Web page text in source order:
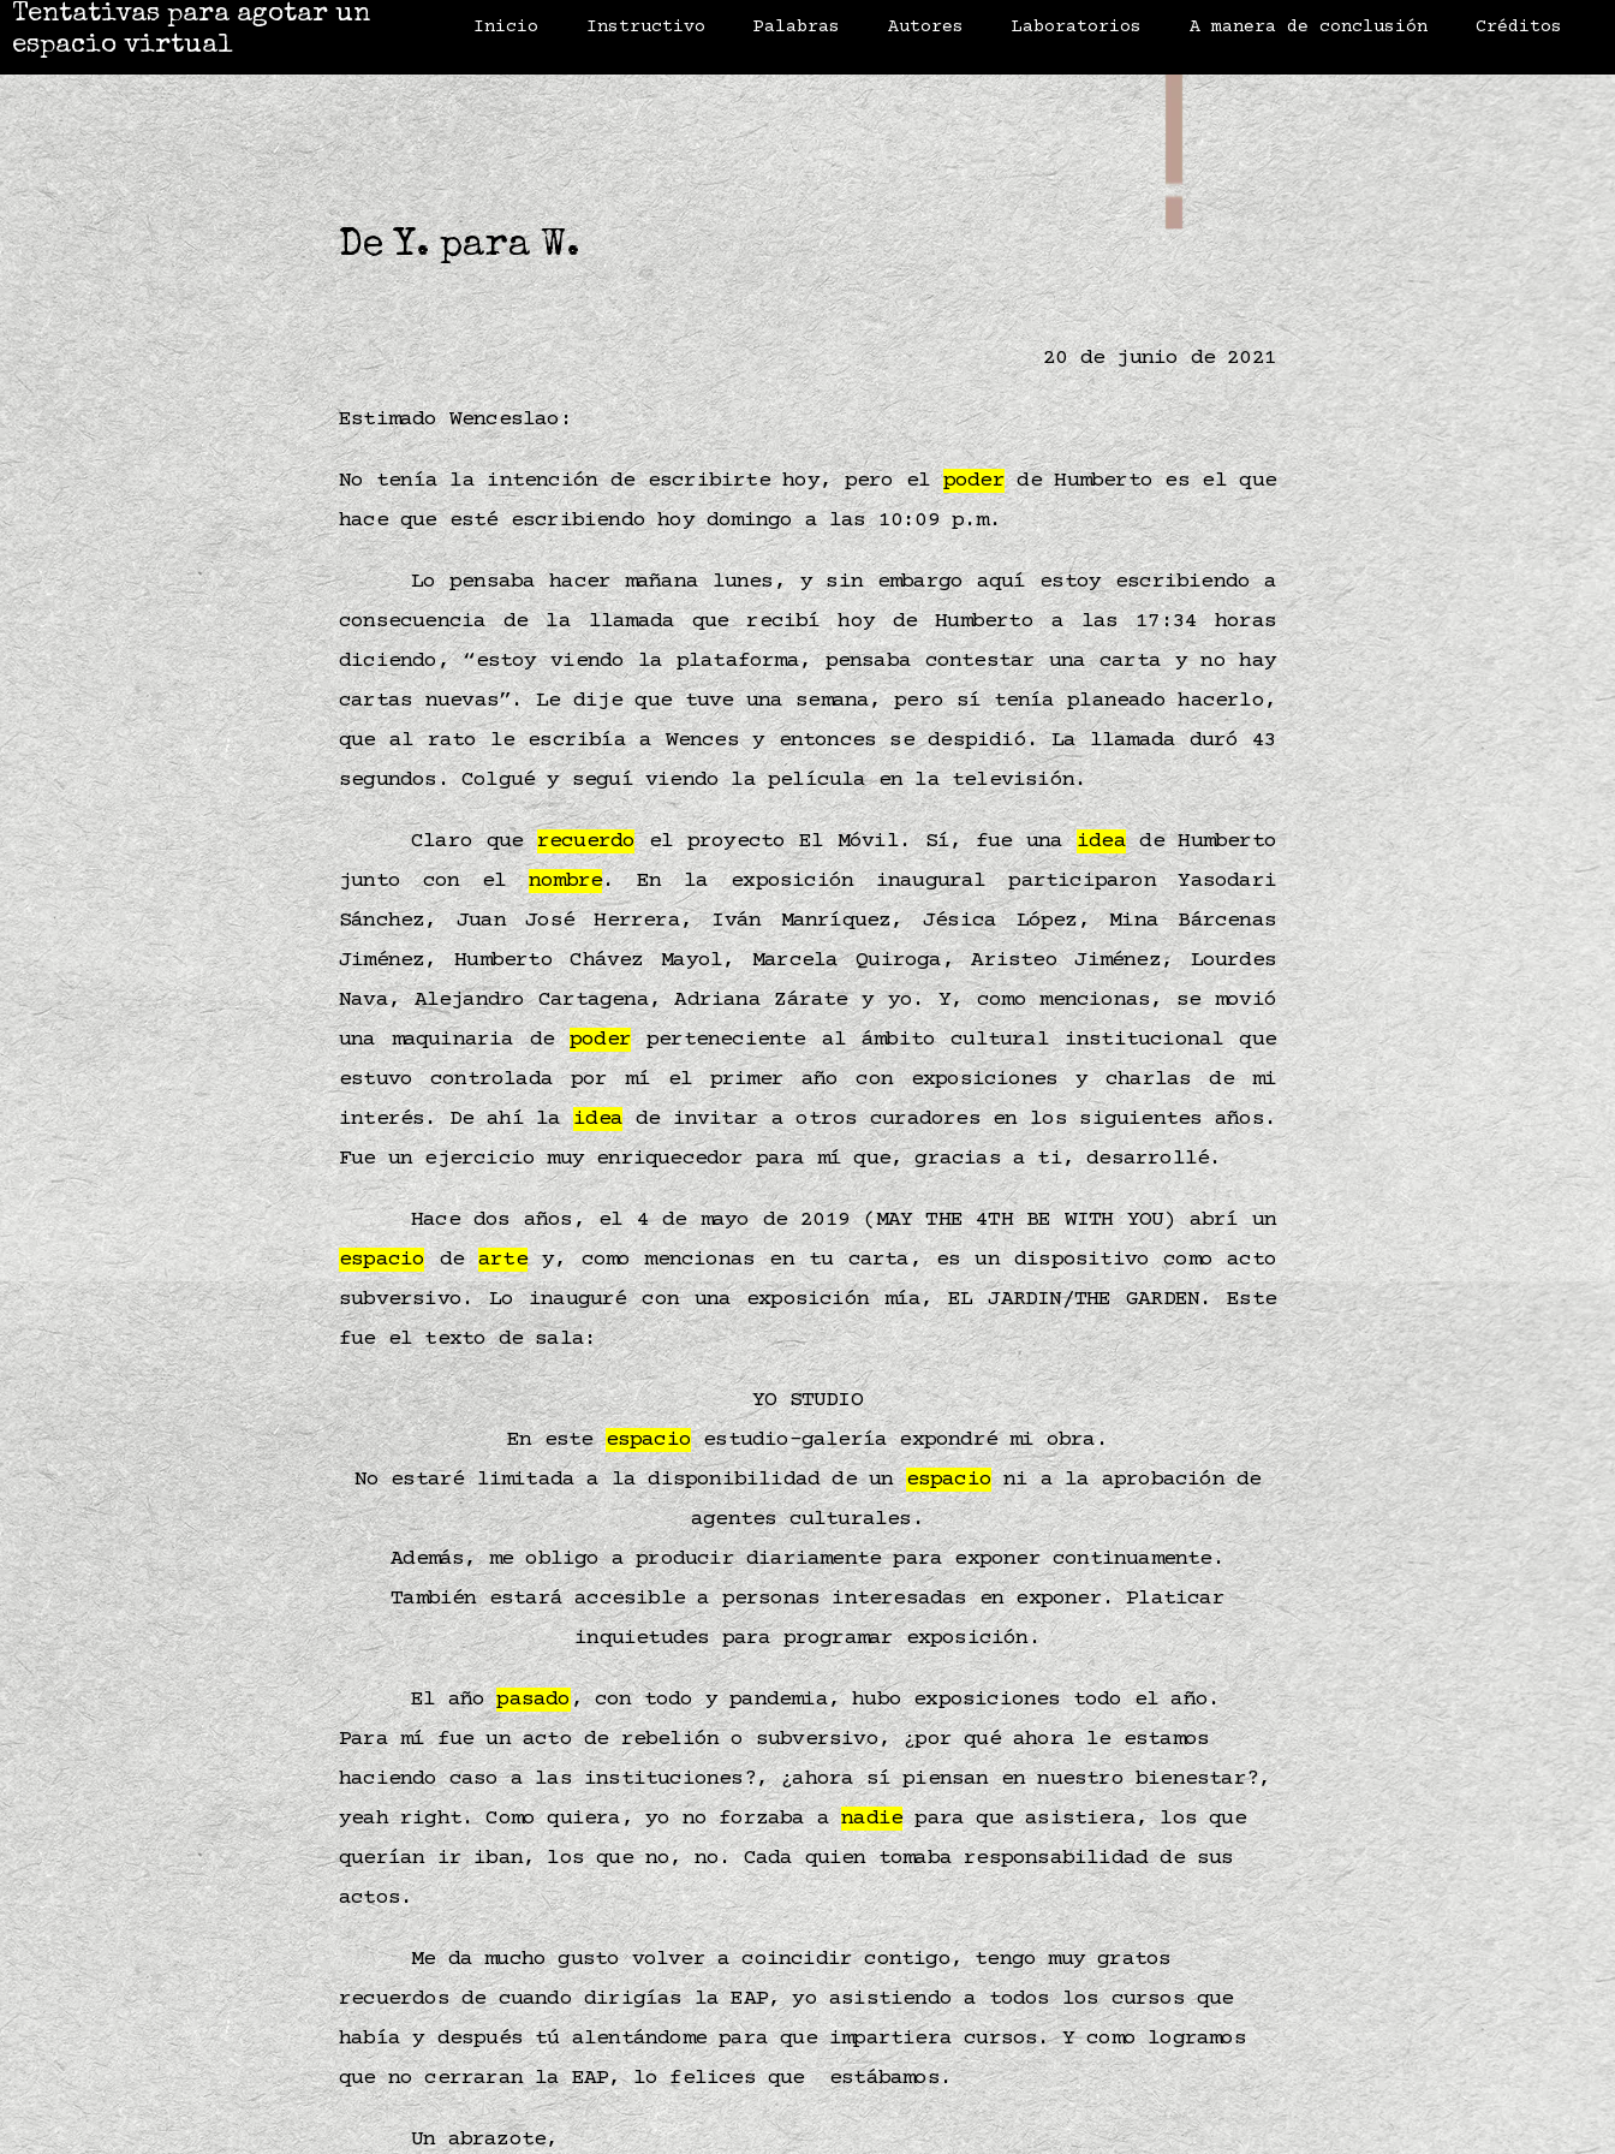
Tentativas para agotar un
espacio virtual
Inicio Instructivo Palabras Autores Laboratorios A manera de conclusión Créditos
De Y. para W.
20 de junio de 2021
Estimado Wenceslao:
No tenía la intención de escribirte hoy, pero elpoderde Humberto es el que
hace que esté escribiendo hoy domingo a las 10:09 p.m.
Lo pensaba hacer mañana lunes, y sin embargo aquí estoy escribiendo a
consecuencia de la llamada que recibí hoy de Humberto a las 17:34 horas
diciendo, “estoy viendo la plataforma, pensaba contestar una carta y no hay
cartas nuevas”. Le dije que tuve una semana, pero sí tenía planeado hacerlo,
que al rato le escribía a Wences y entonces se despidió. La llamada duró 43
segundos. Colgué y seguí viendo la película en la televisión.
Claro querecuerdoel proyecto El Móvil. Sí, fue unaideade Humberto
junto con elnombre. En la exposición inaugural participaron Yasodari
Sánchez, Juan José Herrera, Iván Manríquez, Jésica López, Mina Bárcenas
Jiménez, Humberto Chávez Mayol, Marcela Quiroga, Aristeo Jiménez, Lourdes
Nava, Alejandro Cartagena, Adriana Zárate y yo. Y, como mencionas, se movió
una maquinaria depoderperteneciente al ámbito cultural institucional que
estuvo controlada por mí el primer año con exposiciones y charlas de mi
interés. De ahí laideade invitar a otros curadores en los siguientes años.
Fue un ejercicio muy enriquecedor para mí que, gracias a ti, desarrollé.
Hace dos años, el 4 de mayo de 2019 (MAY THE 4TH BE WITH YOU) abrí un
espaciodeartey, como mencionas en tu carta, es un dispositivo como acto
subversivo. Lo inauguré con una exposición mía, EL JARDIN/THE GARDEN. Este
fue el texto de sala:
YO STUDIO
En esteespacioestudio-galería expondré mi obra.
No estaré limitada a la disponibilidad de unespacioni a la aprobación de
agentes culturales.
Además, me obligo a producir diariamente para exponer continuamente.
También estará accesible a personas interesadas en exponer. Platicar
inquietudes para programar exposición.
El añopasado, con todo y pandemia, hubo exposiciones todo el año.
Para mí fue un acto de rebelión o subversivo, ¿por qué ahora le estamos
haciendo caso a las instituciones?, ¿ahora sí piensan en nuestro bienestar?,
yeah right. Como quiera, yo no forzaba anadiepara que asistiera, los que
querían ir iban, los que no, no. Cada quien tomaba responsabilidad de sus
actos.
Me da mucho gusto volver a coincidir contigo, tengo muy gratos
recuerdos de cuando dirigías la EAP, yo asistiendo a todos los cursos que
había y después tú alentándome para que impartiera cursos. Y como logramos
que no cerraran la EAP, lo felices que estábamos.
Un abrazote,